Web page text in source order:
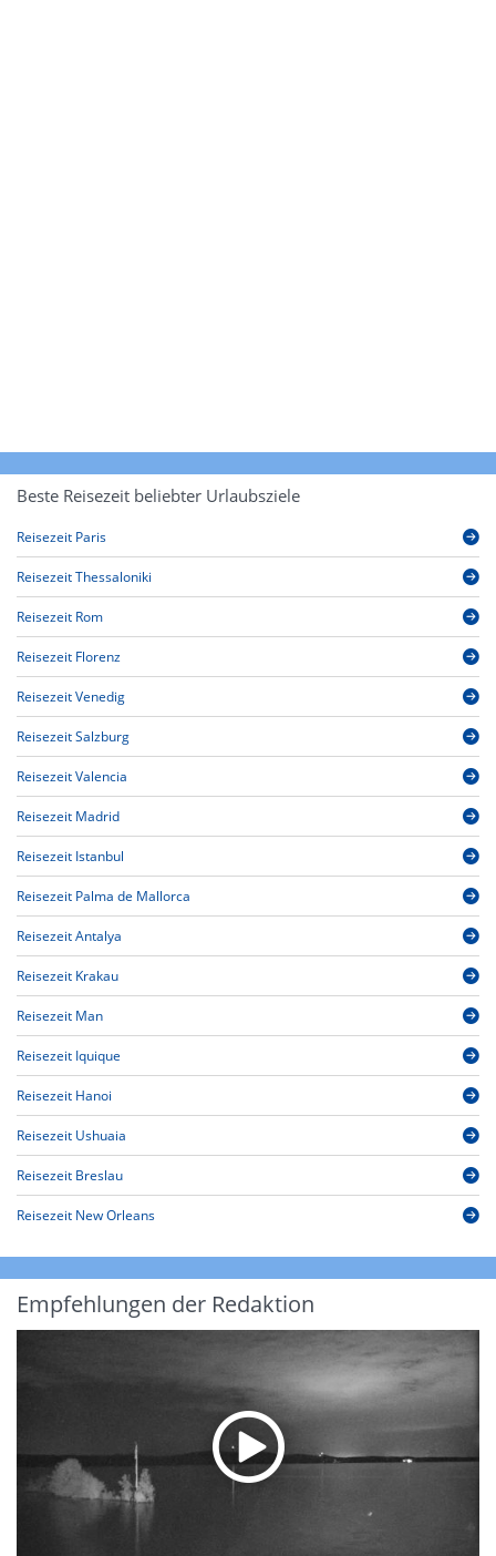
Beste Reisezeit beliebter Urlaubsziele
Reisezeit Paris
Reisezeit Thessaloniki
Reisezeit Rom
Reisezeit Florenz
Reisezeit Venedig
Reisezeit Salzburg
Reisezeit Valencia
Reisezeit Madrid
Reisezeit Istanbul
Reisezeit Palma de Mallorca
Reisezeit Antalya
Reisezeit Krakau
Reisezeit Man
Reisezeit Iquique
Reisezeit Hanoi
Reisezeit Ushuaia
Reisezeit Breslau
Reisezeit New Orleans
Empfehlungen der Redaktion